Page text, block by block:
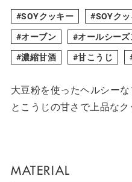
SOYクッキー SOYク
オーブン
オールシーズ
濃縮甘酒
甘こうじ
大豆粉を使ったヘルシー
とこうじの甘さで上品なク